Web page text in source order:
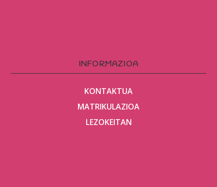
INFORMAZIOA
KONTAKTUA
MATRIKULAZIOA
LEZOKEITAN